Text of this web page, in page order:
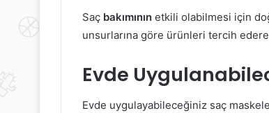
Saç bakımının etkili olabilmesi için
unsurlarına göre ürünleri tercih
Evde
Evde uygulayabileceğiniz saç